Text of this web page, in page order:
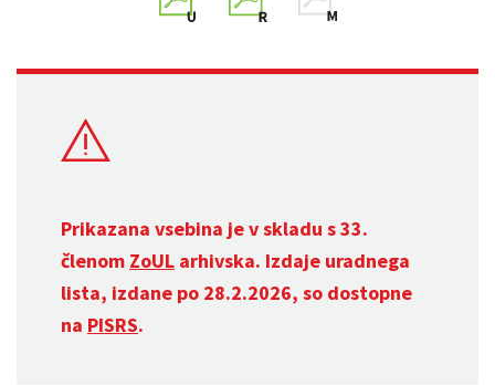
Prikazana vsebina je v skladu s 33.
členom ZoUL arhivska. Izdaje uradnega
lista, izdane po 28.2.2026, so dostopne
na PISRS.